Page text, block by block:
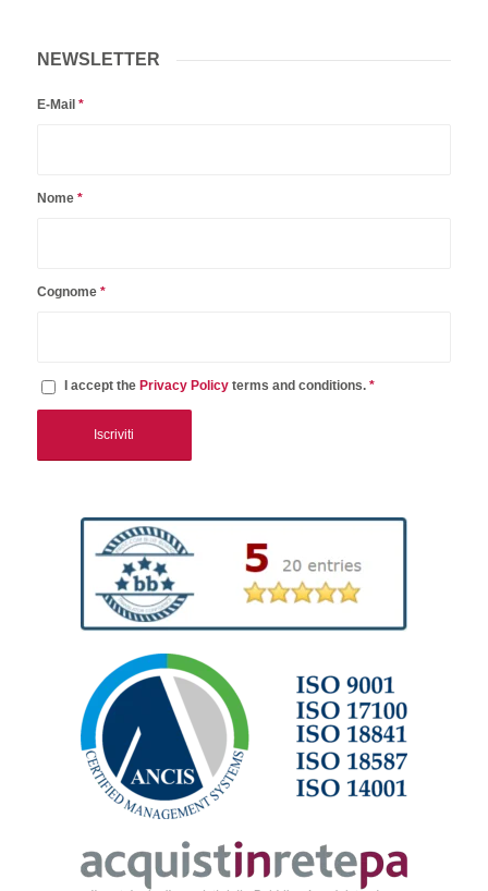
NEWSLETTER
E-Mail *
Nome *
Cognome *
I accept the Privacy Policyterms and conditions. *